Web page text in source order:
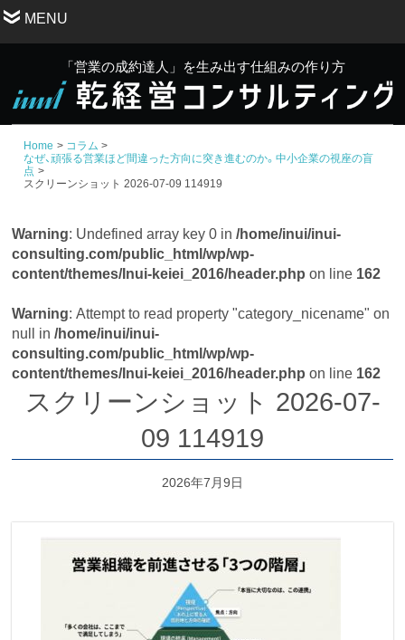
MENU
「営業の成約達人」を生み出す仕組みの作り方
Home
コラム
なぜ、頑張る営業ほど間違った方向に突き進むのか。中小企業の視座の盲
点
スクリーンショット 2026-07-09 114919
Warning : Undefined array key 0 in/home/inui/inui-
consulting.com/public_html/wp/wp-
content/themes/Inui-keiei_2016/header.php on line 162
Warning: Attempt to read property "category_nicename" on
null in/home/inui/inui-
consulting.com/public_html/wp/wp-
content/themes/Inui-keiei_2016/header.php on line 162
スクリーンショット 2026-07-
09 114919
2026年7月9日